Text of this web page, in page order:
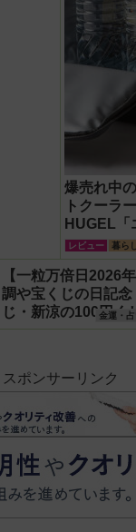
爆売れ中
トクーラ
HUGEL「
トクーラ
オーヤマ
で保冷力
レビュー 暮ら
【一粒万倍日2026
調や宝くじの日記念
じ・新涼の100円く
運日は？
金運・
スポンサーリンク